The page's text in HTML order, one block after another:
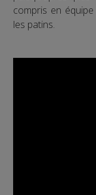
compris en
les patins.